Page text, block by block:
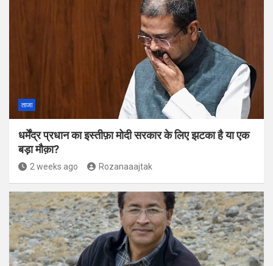
ताजा
धर्मेंद्र प्रधान का इस्तीफ़ा मोदी सरकार के लिए झटका है या एक
बड़ा मौक़ा?
2 weeks ago Rozanaaajtak